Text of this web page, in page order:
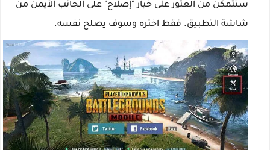
ستتمكن من العثور على خيار "إصلاح" على الجانب الأيمن من
شاشة التطبيق. فقط اختره وسوف يصلح نفسه.